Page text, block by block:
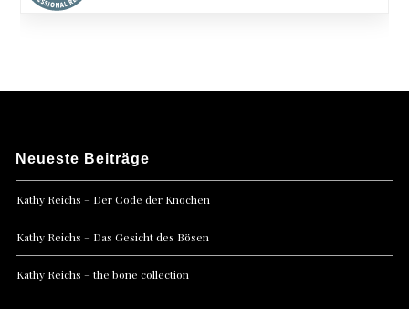
Neueste Beiträge
Kathy Reichs – Der Code der Knochen
Kathy Reichs – Das Gesicht des Bösen
Kathy Reichs – the bone collection